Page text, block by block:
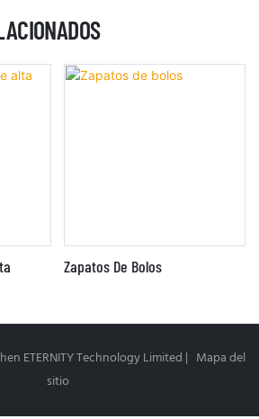
Zapatos De Bolos
ETERNITY Technology Limited | Mapa del
sitio